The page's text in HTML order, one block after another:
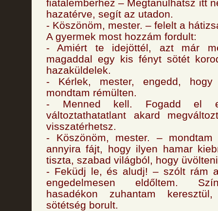
fiatalemberhez – Megtanulhatsz itt
hazatérve, segít az utadon.
- Köszönöm, mester. – felelt a
A gyermek most hozzám fordult:
- Amiért te idejöttél, azt már
magaddal egy kis fényt sötét
hazaküldelek.
- Kérlek, mester, engedd,
mondtam rémülten.
- Menned kell. Fogadd
változtathatatlant akard
visszatérhetsz.
- Köszönöm, mester. –
annyira fájt, hogy ilyen hamar
tiszta, szabad világból, hogy
- Feküdj le, és aludj! – szólt rám
engedelmesen eldőltem.
hasadékon zuhantam
sötétség borult.